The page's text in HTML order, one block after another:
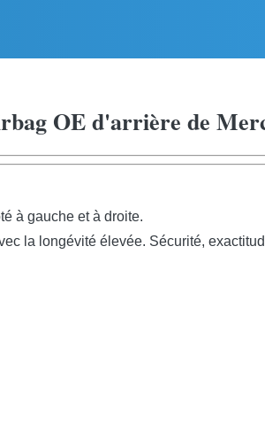
OE d'arrière de
à gauche et à droite.
la longévité élevée. Sécurité,